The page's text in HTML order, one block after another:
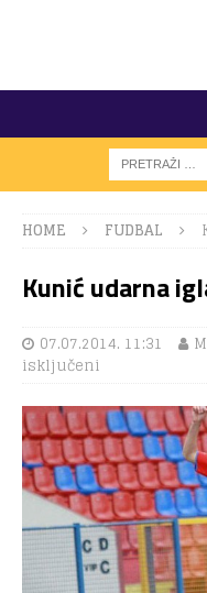
HOME FUDBAL
Kunić udarna
07.07.2014. 11:31
isključeni